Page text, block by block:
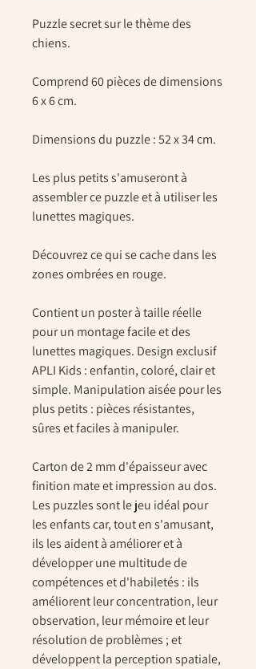
Puzzle secret sur le thème des
chiens.
Comprend 60 pièces de dimensions
6 x 6 cm.
Dimensions du puzzle : 52 x 34 cm.
Les plus petits s'amuseront à
assembler ce puzzle et à utiliser les
lunettes magiques.
Découvrez ce qui se cache dans les
zones ombrées en rouge.
Contient un poster à taille réelle
pour un montage facile et des
lunettes magiques. Design exclusif
APLI Kids : enfantin, coloré, clair et
simple. Manipulation aisée pour les
plus petits : pièces résistantes,
sûres et faciles à manipuler.
Carton de 2 mm d'épaisseur avec
finition mate et impression au dos.
Les puzzles sont le jeu idéal pour
les enfants car, tout en s'amusant,
ils les aident à améliorer et à
développer une multitude de
compétences et d'habiletés : ils
améliorent leur concentration, leur
observation, leur mémoire et leur
résolution de problèmes ; et
développent la perception spatiale,